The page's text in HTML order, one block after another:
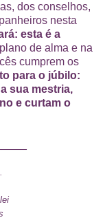
dos conselhos,
nesta
esta é a
de alma e na
cumprem os
para o júbilo:
sua mestria,
e curtam o